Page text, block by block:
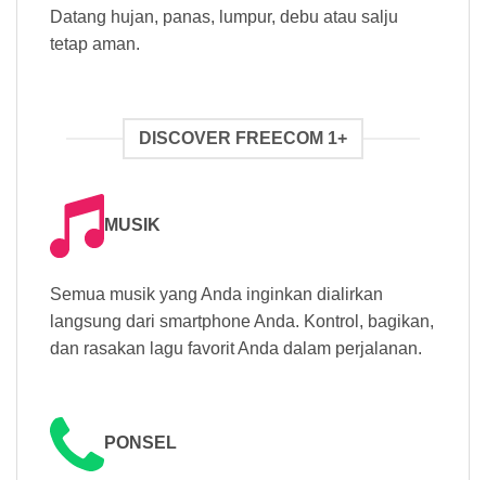
Datang hujan, panas, lumpur, debu atau salju
tetap aman.
DISCOVER FREECOM 1+
MUSIK
Semua musik yang Anda inginkan dialirkan
langsung dari smartphone Anda. Kontrol, bagikan,
dan rasakan lagu favorit Anda dalam perjalanan.
PONSEL